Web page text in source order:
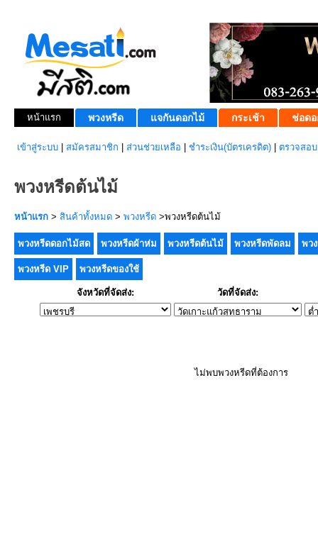
หน้าแรก พวงหรีด แจกันดอกไม้ กระเช้า ช่อดอ
เข้าสู่ระบบ สมัครสมาชิก ส่วนช่วยเหลือ ชำระเงิน(บัตรเครดิต) ตรวจสอ
พวงหรีดต้นไม้
หน้าแรก > สินค้าทั้งหมด > พวงหรีด >พวงหรีดต้นไม้
พวงหรีดดอกไม้สด พวงหรีดผ้าห่ม พวงหรีดต้นไม้ พวงหรีดพัดลม พว
พวงหรีด VIP พวงหรีดของใช้
จังหวัดที่จัดส่ง: วัดที่จัดส่ง:
ไม่พบพวงหรีดที่ต้องการ